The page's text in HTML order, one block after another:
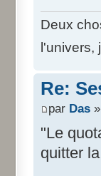
Deux
Re:
par Das
"Le
quitter